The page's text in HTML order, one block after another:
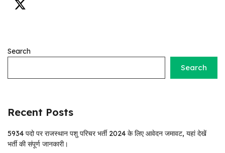
Search
Search
Recent Posts
5934 पदो पर राजस्थान पशु परिचर भर्ती 2024 के लिए आवेदन जमावट, यहां देखें
भर्ती की संपूर्ण जानकारी।